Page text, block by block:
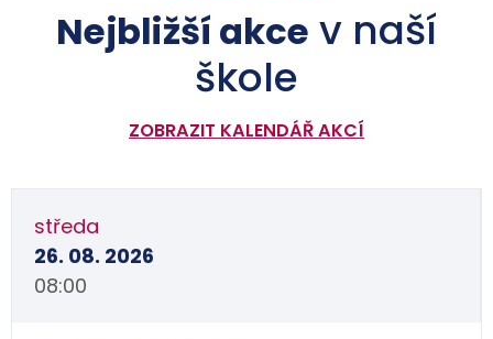
Nejbližší akce v naší
škole
ZOBRAZIT KALENDÁŘ AKCÍ
středa
26. 08. 2026
08:00